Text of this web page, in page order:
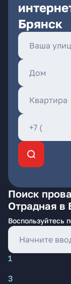
Брянск
Поиск
Отрадная в
Воспользуйтесь
1
3